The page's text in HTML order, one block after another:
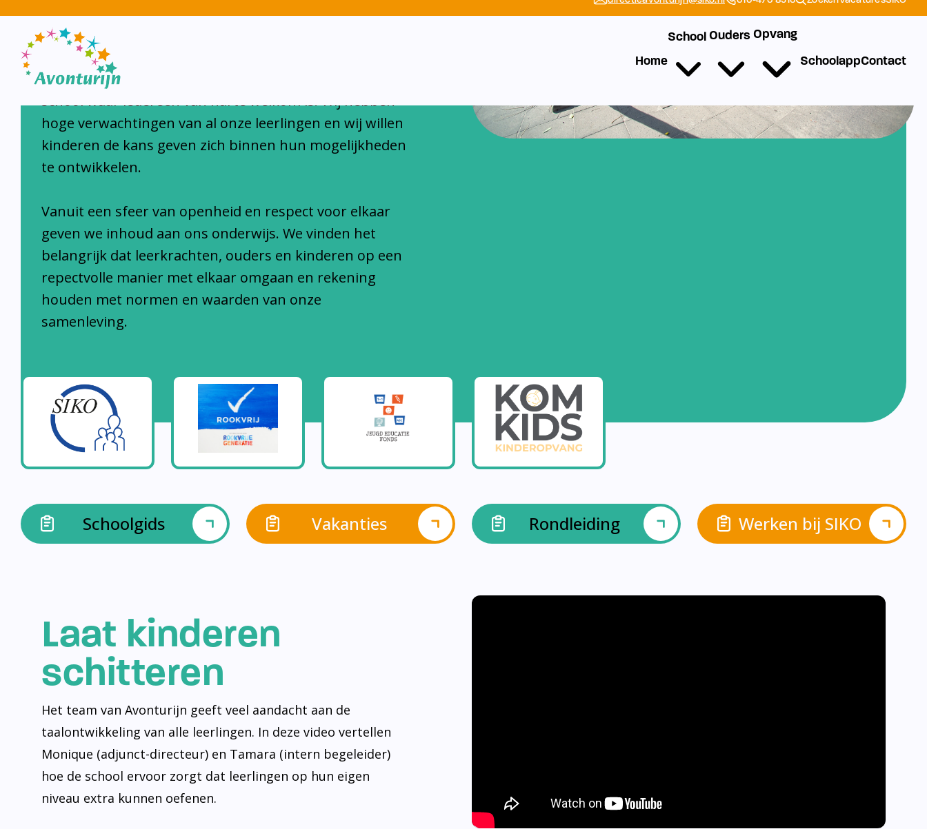
Avonturijn laat kinderen schitteren
Avonturijn is een moderne, open, interconfessionele
school waar iedereen van harte welkom is. Wij hebben
hoge verwachtingen van al onze leerlingen en wij willen
kinderen de kans geven zich binnen hun mogelijkheden
te ontwikkelen.
Vanuit een sfeer van openheid en respect voor elkaar
geven we inhoud aan ons onderwijs. We vinden het
belangrijk dat leerkrachten, ouders en kinderen op een
repectvolle manier met elkaar omgaan en rekening
houden met normen en waarden van onze
samenleving.
Schoolgids Vakanties Rondleiding Werken bij SIKO
Laat kinderen
schitteren
Het team van Avonturijn geeft veel aandacht aan de
taalontwikkeling van alle leerlingen. In deze video vertellen
Monique (adjunct-directeur) en Tamara (intern begeleider)
hoe de school ervoor zorgt dat leerlingen op hun eigen
niveau extra kunnen oefenen.